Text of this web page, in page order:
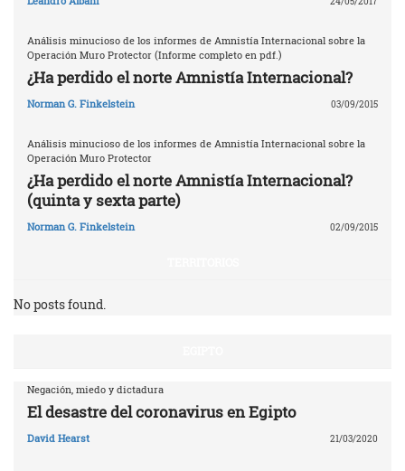
Análisis minucioso de los informes de Amnistía Internacional sobre la
Operación Muro Protector (Informe completo en pdf.)
¿Ha perdido el norte Amnistía Internacional?
Norman G. Finkelstein 03/09/2015
Análisis minucioso de los informes de Amnistía Internacional sobre la
Operación Muro Protector
¿Ha perdido el norte Amnistía Internacional?
(quinta y sexta parte)
Norman G. Finkelstein 02/09/2015
No posts found.
Negación, miedo y dictadura
El desastre del coronavirus en Egipto
David Hearst 21/03/2020